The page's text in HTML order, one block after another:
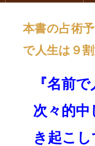
本書の占術
で人生は９
『名前
次々的
き起こ